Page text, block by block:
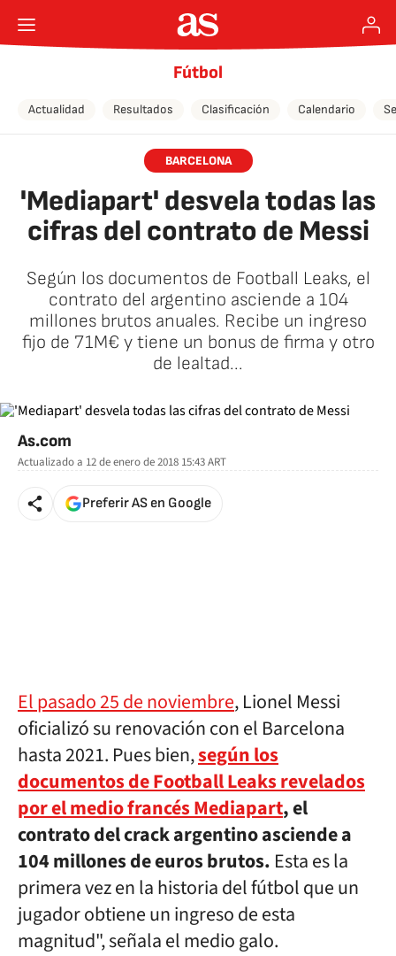
Fútbol
Actualidad Resultados Clasificación Calendario
BARCELONA
'Mediapart' desvela todas las
cifras del contrato de Messi
Según los documentos de Football Leaks, el
contrato del argentino asciende a 104
millones brutos anuales. Recibe un ingreso
fijo de 71M€ y tiene un bonus de firma y otro
de lealtad...
As.com
Actualizado a 12 de enero de 2018 15:43ART
Preferir AS en Google
El pasado 25 de noviembre, Lionel Messi
oficializó su renovación con el Barcelona
hasta 2021. Pues bien,según los
documentos de Football Leaks revelados
por el medio francés Mediapart, el
contrato del crack argentino asciende a
104 millones de euros brutos. Esta es la
primera vez en la historia del fútbol que un
jugador obtiene un ingreso de esta
magnitud", señala el medio galo.